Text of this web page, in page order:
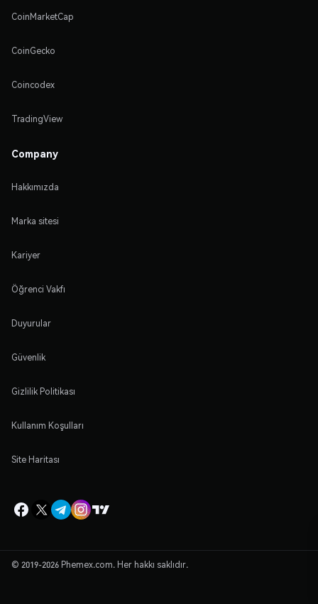
CoinMarketCap
CoinGecko
Coincodex
TradingView
Company
Hakkımızda
Marka sitesi
Kariyer
Öğrenci Vakfı
Duyurular
Güvenlik
Gizlilik Politikası
Kullanım Koşulları
Site Haritası
© 2019-2026 Phemex.com. Her hakkı saklıdır.